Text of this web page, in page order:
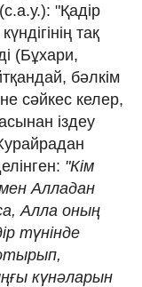
"Қадір
тақ
(Бұхари,
бәлкім
сәйкес келер,
іздеу
"Кім
Алладан
Алла оның
түнінде
күнәларын